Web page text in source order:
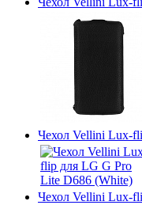
Чехол Vellini Lux-
Чехол Vellini Lux-